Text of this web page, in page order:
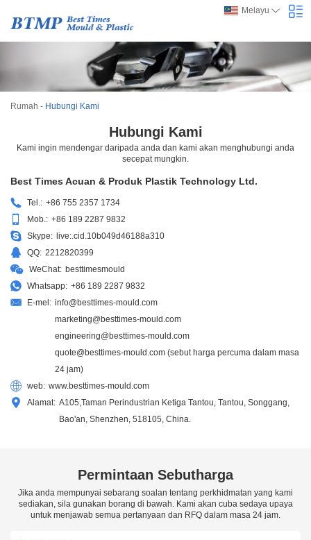
Melayu
Rumah - Hubungi Kami
Hubungi Kami
Kami ingin mendengar daripada anda dan kami akan menghubungi anda
secepat mungkin.
Best Times Acuan & Produk Plastik Technology Ltd.
Tel.: +86 755 2357 1734
Mob.: +86 189 2287 9832
Skype: live:.cid.10b049d46188a310
QQ: 2212820399
WeChat: besttimesmould
Whatsapp: +86 189 2287 9832
E-mel: info@besttimes-mould.com
marketing@besttimes-mould.com
engineering@besttimes-mould.com
quote@besttimes-mould.com (sebut harga percuma dalam masa
24 jam)
web: www.besttimes-mould.com
Alamat: A105,Taman Perindustrian Ketiga Tantou, Tantou, Songgang,
Bao'an, Shenzhen, 518105, China.
Permintaan Sebutharga
Jika anda mempunyai sebarang soalan tentang perkhidmatan yang kami
sediakan, sila gunakan borang di bawah. Kami akan cuba sedaya upaya
untuk menjawab semua pertanyaan dan RFQ dalam masa 24 jam.